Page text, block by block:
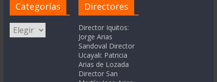
Categorías
Categorías
Directores
Director Iquitos:
Jorge Arias
Sandoval Director
Ucayali: Patricia
Arias de Lozada
Director San